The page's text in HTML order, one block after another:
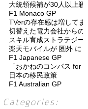
大統領候補が30人以上殺
F1 Monaco GP
TVerの存在感は増してま
切替えた電力会社からの
スキル育成ストラテジー
楽天モバイルが 圏外 に
F1 Japanese GP
「おかねのコンパス for
日本の移民政策
F1 Australian GP
Categories: